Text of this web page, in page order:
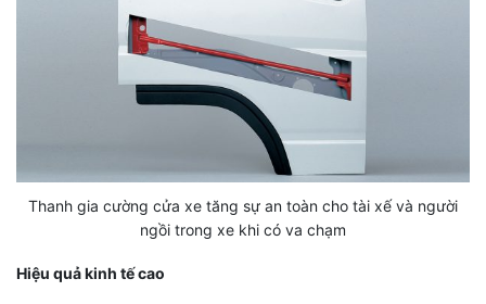
Thanh gia cường cửa xe tăng sự an toàn cho tài xế và người
ngồi trong xe khi có va chạm
Hiệu quả kinh tế cao